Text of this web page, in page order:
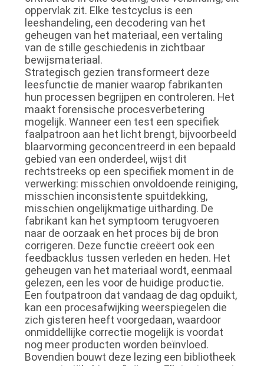
oppervlak zit. Elke testcyclus is een
leeshandeling, een decodering van het
geheugen van het materiaal, een vertaling
van de stille geschiedenis in zichtbaar
bewijsmateriaal.
Strategisch gezien transformeert deze
leesfunctie de manier waarop fabrikanten
hun processen begrijpen en controleren. Het
maakt forensische procesverbetering
mogelijk. Wanneer een test een specifiek
faalpatroon aan het licht brengt, bijvoorbeeld
blaarvorming geconcentreerd in een bepaald
gebied van een onderdeel, wijst dit
rechtstreeks op een specifiek moment in de
verwerking: misschien onvoldoende reiniging,
misschien inconsistente spuitdekking,
misschien ongelijkmatige uitharding. De
fabrikant kan het symptoom terugvoeren
naar de oorzaak en het proces bij de bron
corrigeren. Deze functie creëert ook een
feedbacklus tussen verleden en heden. Het
geheugen van het materiaal wordt, eenmaal
gelezen, een les voor de huidige productie.
Een foutpatroon dat vandaag de dag opduikt,
kan een procesafwijking weerspiegelen die
zich gisteren heeft voorgedaan, waardoor
onmiddellijke correctie mogelijk is voordat
nog meer producten worden beïnvloed.
Bovendien bouwt deze lezing een bibliotheek